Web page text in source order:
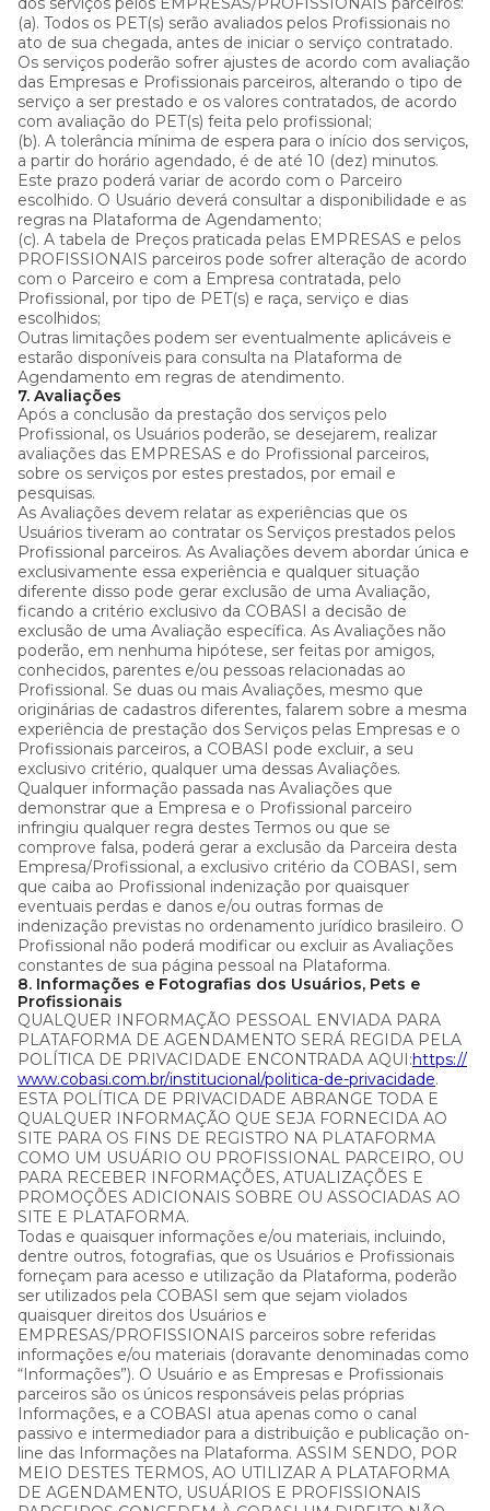
(a). Todos os PET(s) serão avaliados pelos Profissionais no
ato de sua chegada, antes de iniciar o serviço contratado.
Os serviços poderão sofrer ajustes de acordo com avaliação
das Empresas e Profissionais parceiros, alterando o tipo de
serviço a ser prestado e os valores contratados, de acordo
com avaliação do PET(s) feita pelo profissional;
(b). A tolerância mínima de espera para o início dos serviços,
a partir do horário agendado, é de até 10 (dez) minutos.
Este prazo poderá variar de acordo com o Parceiro
escolhido. O Usuário deverá consultar a disponibilidade e as
regras na Plataforma de Agendamento;
(c). A tabela de Preços praticada pelas EMPRESAS e pelos
PROFISSIONAIS parceiros pode sofrer alteração de acordo
com o Parceiro e com a Empresa contratada, pelo
Profissional, por tipo de PET(s) e raça, serviço e dias
escolhidos;
Outras limitações podem ser eventualmente aplicáveis e
estarão disponíveis para consulta na Plataforma de
Agendamento em regras de atendimento.
7. Avaliações
Após a conclusão da prestação dos serviços pelo
Profissional, os Usuários poderão, se desejarem, realizar
avaliações das EMPRESAS e do Profissional parceiros,
sobre os serviços por estes prestados, por email e
pesquisas.
As Avaliações devem relatar as experiências que os
Usuários tiveram ao contratar os Serviços prestados pelos
Profissional parceiros. As Avaliações devem abordar única e
exclusivamente essa experiência e qualquer situação
diferente disso pode gerar exclusão de uma Avaliação,
ficando a critério exclusivo da COBASI a decisão de
exclusão de uma Avaliação específica. As Avaliações não
poderão, em nenhuma hipótese, ser feitas por amigos,
conhecidos, parentes e/ou pessoas relacionadas ao
Profissional. Se duas ou mais Avaliações, mesmo que
originárias de cadastros diferentes, falarem sobre a mesma
experiência de prestação dos Serviços pelas Empresas e o
Profissionais parceiros, a COBASI pode excluir, a seu
exclusivo critério, qualquer uma dessas Avaliações.
Qualquer informação passada nas Avaliações que
demonstrar que a Empresa e o Profissional parceiro
infringiu qualquer regra destes Termos ou que se
comprove falsa, poderá gerar a exclusão da Parceira desta
Empresa/Profissional, a exclusivo critério da COBASI, sem
que caiba ao Profissional indenização por quaisquer
eventuais perdas e danos e/ou outras formas de
indenização previstas no ordenamento jurídico brasileiro. O
Profissional não poderá modificar ou excluir as Avaliações
constantes de sua página pessoal na Plataforma.
8. Informações e Fotografias dos Usuários, Pets e
Profissionais
QUALQUER INFORMAÇÃO PESSOAL ENVIADA PARA
PLATAFORMA DE AGENDAMENTO SERÁ REGIDA PELA
POLÍTICA DE PRIVACIDADE ENCONTRADA AQUI:https://
www.cobasi.com.br/institucional/politica-de-privacidade.
ESTA POLÍTICA DE PRIVACIDADE ABRANGE TODA E
QUALQUER INFORMAÇÃO QUE SEJA FORNECIDA AO
SITE PARA OS FINS DE REGISTRO NA PLATAFORMA
COMO UM USUÁRIO OU PROFISSIONAL PARCEIRO, OU
PARA RECEBER INFORMAÇÕES, ATUALIZAÇÕES E
PROMOÇÕES ADICIONAIS SOBRE OU ASSOCIADAS AO
SITE E PLATAFORMA.
Todas e quaisquer informações e/ou materiais, incluindo,
dentre outros, fotografias, que os Usuários e Profissionais
forneçam para acesso e utilização da Plataforma, poderão
ser utilizados pela COBASI sem que sejam violados
quaisquer direitos dos Usuários e
EMPRESAS/PROFISSIONAIS parceiros sobre referidas
informações e/ou materiais (doravante denominadas como
“Informações”). O Usuário e as Empresas e Profissionais
parceiros são os únicos responsáveis pelas próprias
Informações, e a COBASI atua apenas como o canal
passivo e intermediador para a distribuição e publicação on-
line das Informações na Plataforma. ASSIM SENDO, POR
MEIO DESTES TERMOS, AO UTILIZAR A PLATAFORMA
DE AGENDAMENTO, USUÁRIOS E PROFISSIONAIS